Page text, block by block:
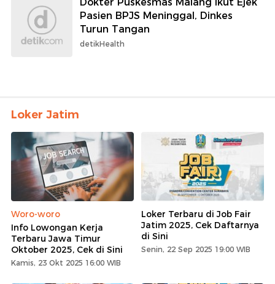
Dokter Puskesmas Malang Ikut Ejek
Pasien BPJS Meninggal, Dinkes
Turun Tangan
detikHealth
Loker Jatim
Woro-woro
Info Lowongan Kerja
Terbaru Jawa Timur
Oktober 2025, Cek di Sini
Kamis, 23 Okt 2025 16:00 WIB
Loker Terbaru di Job Fair
Jatim 2025, Cek Daftarnya
di Sini
Senin, 22 Sep 2025 19:00 WIB